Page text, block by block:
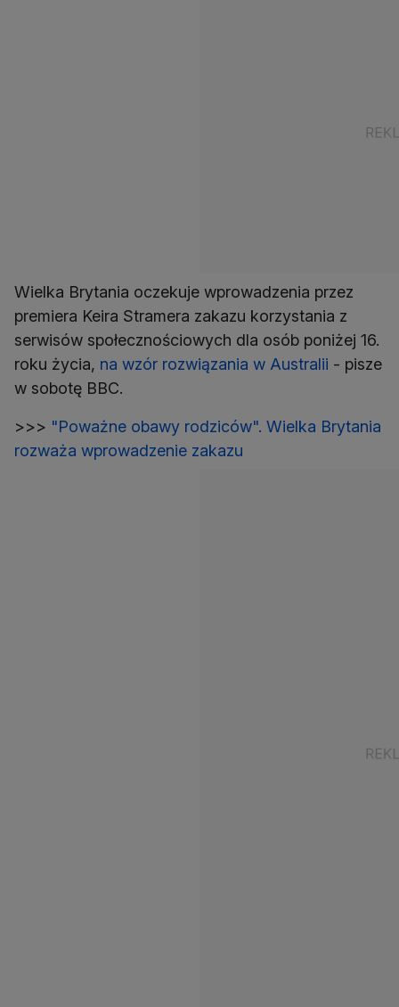
Wielka Brytania oczekuje wprowadzenia przez
premiera Keira Stramera zakazu korzystania z
serwisów społecznościowych dla osób poniżej 16.
roku życia, na wzór rozwiązania w Australii - pisze
w sobotę BBC.
>>> "Poważne obawy rodziców". Wielka Brytania
rozważa wprowadzenie zakazu